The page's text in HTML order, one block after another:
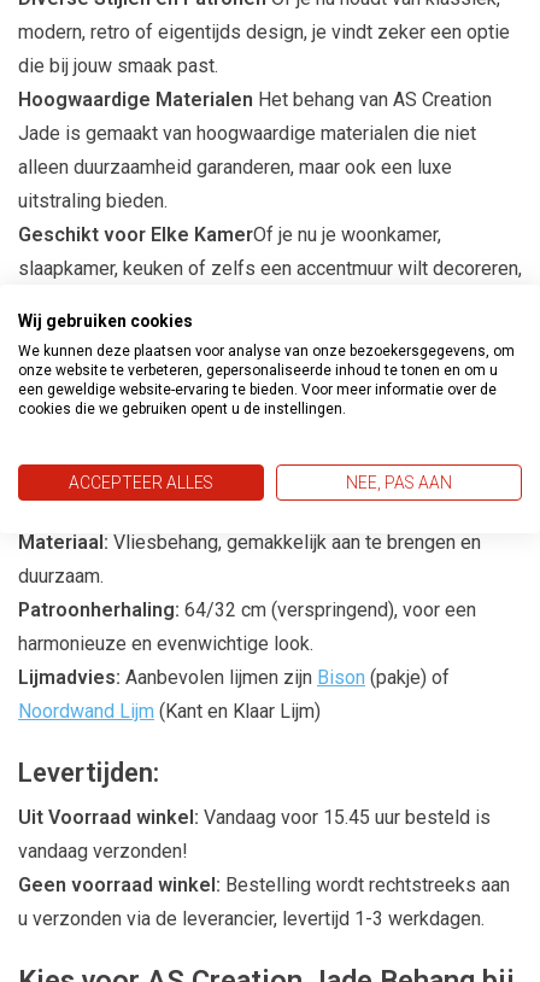
modern, retro of eigentijds design, je vindt zeker een optie
die bij jouw smaak past.
Hoogwaardige Materialen Het behang van AS Creation
Jade is gemaakt van hoogwaardige materialen die niet
alleen duurzaamheid garanderen, maar ook een luxe
uitstraling bieden.
Geschikt voor Elke KamerOf je nu je woonkamer,
slaapkamer, keuken of zelfs een accentmuur wilt decoreren,
Eenvoudige Toepassing
brengen, waardoor het een ideale keuze is voor zowel
ervaren als beginnende interieurontwerpers.
Productspecificaties
Afmetingen:10m lang en 53cm breed
Materiaal: Vliesbehang, gemakkelijk aan te brengen en
duurzaam.
Patroonherhaling: 64/32 cm (verspringend), voor een
harmonieuze en evenwichtige look.
Lijmadvies: Aanbevolen lijmen zijn Bison (pakje) of
Noordwand Lijm (Kant en Klaar Lijm)
Levertijden:
Uit Voorraad winkel: Vandaag voor 15.45 uur besteld is
vandaag verzonden!
Geen voorraad winkel: Bestelling wordt rechtstreeks aan
u verzonden via de leverancier, levertijd 1-3 werkdagen.
Wij gebruiken cookies
We kunnen deze plaatsen voor analyse van onze bezoekersgegevens, om
onze website te verbeteren, gepersonaliseerde inhoud te tonen en om u
een geweldige website-ervaring te bieden. Voor meer informatie over de
cookies die we gebruiken opent u de instellingen.
ACCEPTEER ALLES NEE, PAS AAN